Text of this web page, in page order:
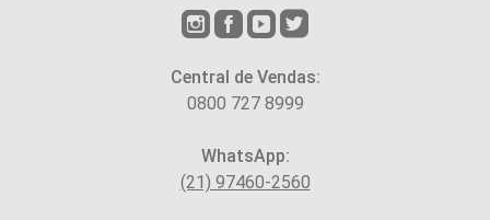
Central de Vendas:
0800 727 8999
WhatsApp:
(21) 97460-2560